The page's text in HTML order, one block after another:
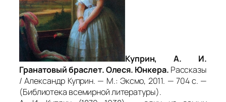
Куприн, А. И.
Гранатовый браслет. Олеся. Юнкера. Рассказы
/ Александр Куприн. — М.: Эксмо, 2011. — 704 с. —
(Библиотека всемирной литературы).